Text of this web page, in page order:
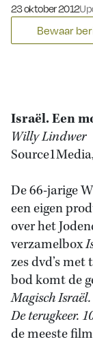
Gepubliceerd op:
23 oktober 2012
Bewaar
Israël. Een
Willy Lindwer
De 66-jarige
een eigen
over het
verzamelbox
zes dvd’s
bod komt de
Magisch
De terugkeer.
de meeste